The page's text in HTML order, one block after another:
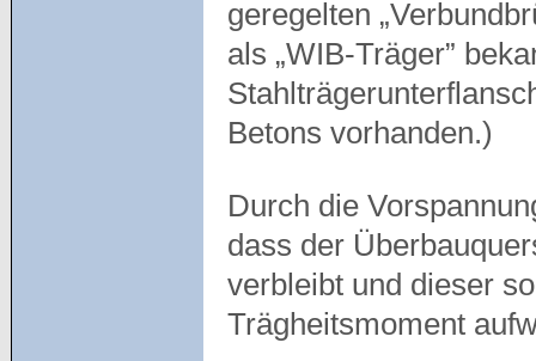
geregelten
als „WIB-Träger”
Betons vorhanden.)
Durch die
dass der
verbleibt und dieser
Trägheitsmoment